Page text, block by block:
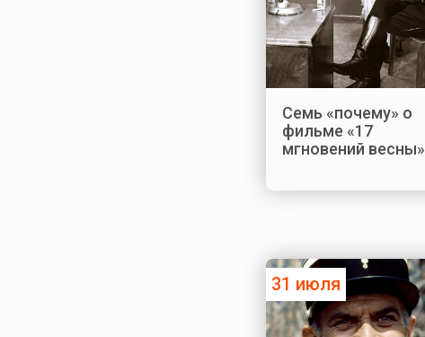
Семь «почему» о
фильме «17
мгновений весны»
31 июля